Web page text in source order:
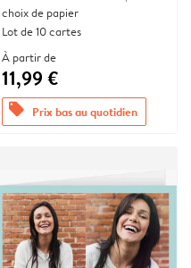
choix de papier
Lot de 10 cartes
À partir de
11,99 €
offers Prix bas au quotidien